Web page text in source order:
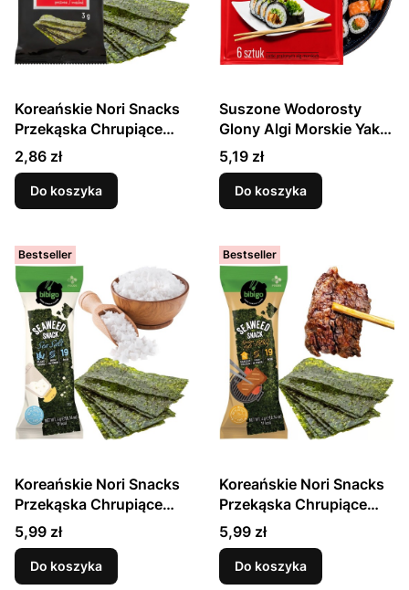
Koreańskie Nori Snacks
Przekąska Chrupiące
Wodorosty Prażone 3g
HOUSE OF ASIA
Cena
2,86 zł
Do koszyka
Suszone Wodorosty
Glony Algi Morskie Yaki
Nori Do Sushi 6 Sztuk
SAKURA
Cena
5,19 zł
Do koszyka
Bestseller
Koreańskie Nori Snacks
Przekąska Chrupiące
Wodorosty Prażone Sól
Morska Sea Salt 4g
BIBIGO
Cena
5,99 zł
Do koszyka
Bestseller
Koreańskie Nori Snacks
Przekąska Chrupiące
Wodorosty Prażone
Barbecue BBQ 4g
BIBIGO
Cena
5,99 zł
Do koszyka